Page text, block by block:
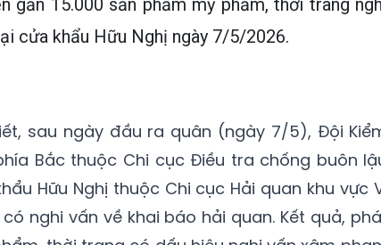
gần 15.000 sản phẩm mỹ phẩm, thời trang
cửa khẩu Hữu Nghị ngày 7/5/2026.
sau ngày đầu ra quân (ngày 7/5), Đội
Bắc thuộc Chi cục Điều tra chống buôn
Hữu Nghị thuộc Chi cục Hải quan khu vực
nghi vấn về khai báo hải quan. Kết quả,